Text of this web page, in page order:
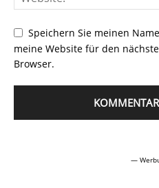
Speichern Sie meinen
meine Website für den
Browser.
—